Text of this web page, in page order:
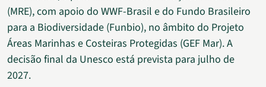
(MRE), com apoio do WWF-Brasil e do Fundo Brasileiro
para a Biodiversidade (Funbio), no âmbito do Projeto
Áreas Marinhas e Costeiras Protegidas (GEF Mar). A
decisão final da Unesco está prevista para julho de
2027.